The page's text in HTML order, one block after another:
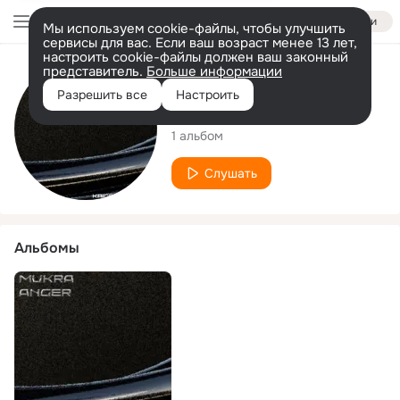
Войти
Мы используем cookie-файлы, чтобы улучшить
сервисы для вас. Если ваш возраст менее 13 лет,
настроить cookie-файлы должен ваш законный
представитель. Больше информации
Разрешить все Настроить
Исполнитель
MVKRA
1 альбом
Слушать
Альбомы